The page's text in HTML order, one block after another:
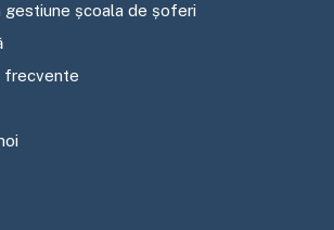
gestiune școala de șoferi
frecvente